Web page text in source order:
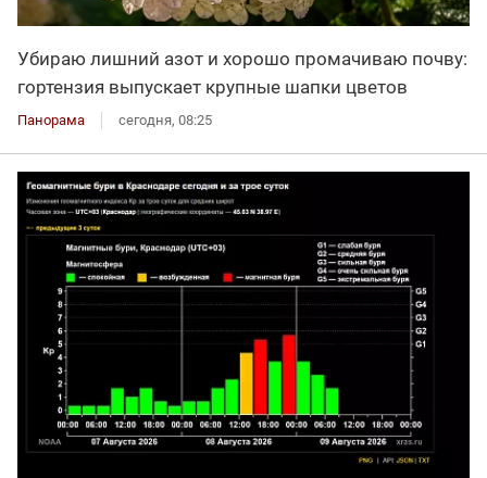
Убираю лишний азот и хорошо промачиваю почву:
гортензия выпускает крупные шапки цветов
Панорама сегодня, 08:25